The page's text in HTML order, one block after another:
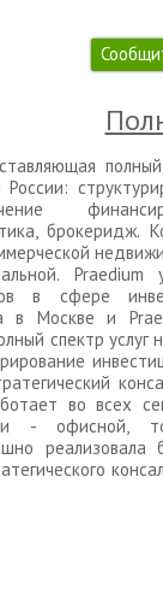
брокеридж.
Praedium
в сфере
в Москве и
спектр услуг
во всех
- офисной,
реализовала